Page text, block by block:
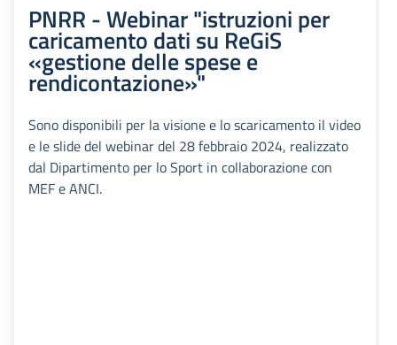
PNRR - Webinar "istruzioni per
caricamento dati su ReGiS
«gestione delle spese e
rendicontazione»"
Sono disponibili per la visione e lo scaricamento il video
e le slide del webinar del 28 febbraio 2024, realizzato
dal Dipartimento per lo Sport in collaborazione con
MEF e ANCI.